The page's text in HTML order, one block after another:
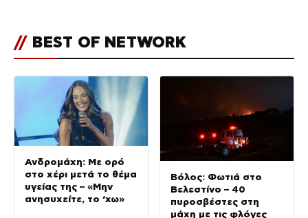
// BEST OF NETWORK
Ανδρομάχη: Με ορό
στο χέρι μετά το θέμα
υγείας της – «Μην
ανησυχείτε, το ‘χω»
Βόλος: Φωτιά στο
Βελεστίνο – 40
πυροσβέστες στη
μάχη με τις φλόγες